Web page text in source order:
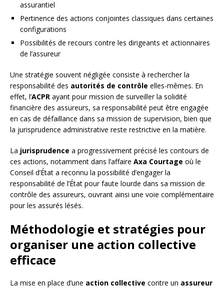
assurantiel
Pertinence des actions conjointes classiques dans certaines
configurations
Possibilités de recours contre les dirigeants et actionnaires
de l’assureur
Une stratégie souvent négligée consiste à rechercher la
responsabilité des autorités de contrôle elles-mêmes. En
effet, l’ACPR ayant pour mission de surveiller la solidité
financière des assureurs, sa responsabilité peut être engagée
en cas de défaillance dans sa mission de supervision, bien que
la jurisprudence administrative reste restrictive en la matière.
La jurisprudence a progressivement précisé les contours de
ces actions, notamment dans l’affaire Axa Courtage où le
Conseil d’État a reconnu la possibilité d’engager la
responsabilité de l’État pour faute lourde dans sa mission de
contrôle des assureurs, ouvrant ainsi une voie complémentaire
pour les assurés lésés.
Méthodologie et stratégies pour
organiser une action collective
efficace
La mise en place d’une action collective contre un assureur